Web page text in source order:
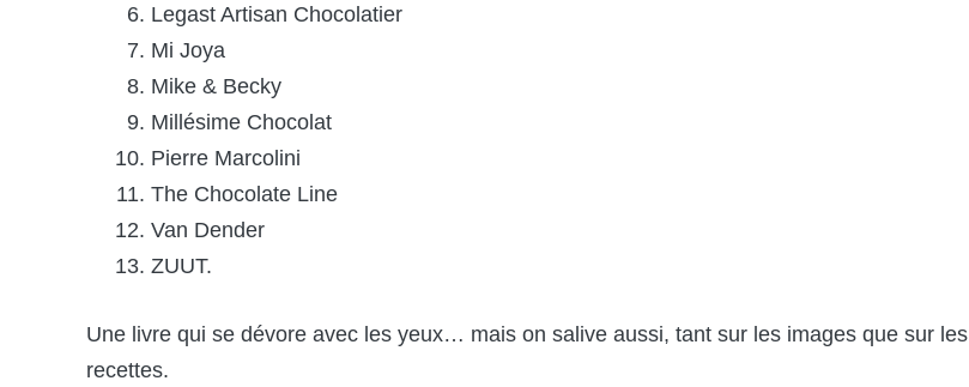
Legast Artisan Chocolatier
Mi Joya
Mike & Becky
Millésime Chocolat
Pierre Marcolini
The Chocolate Line
Van Dender
ZUUT.
Une livre qui se dévore avec les yeux… mais on salive aussi, tant sur les images que sur les
recettes.